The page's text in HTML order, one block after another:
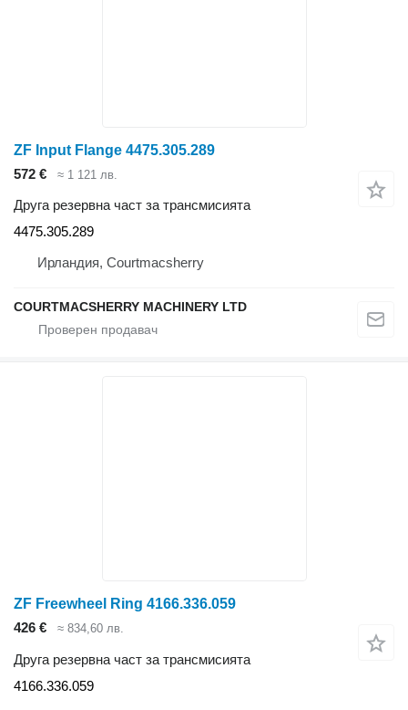
ZF Input Flange 4475.305.289
572 €
≈ 1 121 лв.
Друга резервна част за трансмисията
4475.305.289
Ирландия, Courtmacsherry
COURTMACSHERRY MACHINERY LTD
ZF Freewheel Ring 4166.336.059
426 €
≈ 834,60 лв.
Друга резервна част за трансмисията
4166.336.059